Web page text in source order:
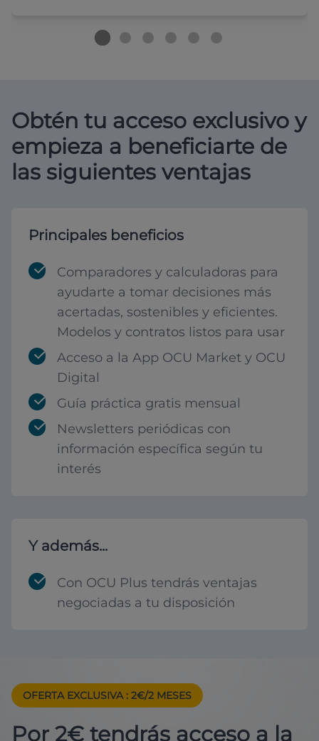
Obtén tu acceso exclusivo y
empieza a beneficiarte de
las siguientes ventajas
Principales beneficios
Comparadores y calculadoras para
ayudarte a tomar decisiones más
acertadas, sostenibles y eficientes.
Modelos y contratos listos para usar
Acceso a la App OCU Market y OCU
Digital
Guía práctica gratis mensual
Newsletters periódicas con
información específica según tu
interés
Y además...
Con OCU Plus tendrás ventajas
negociadas a tu disposición
OFERTA EXCLUSIVA : 2€/2 MESES
Por 2€ tendrás acceso a la